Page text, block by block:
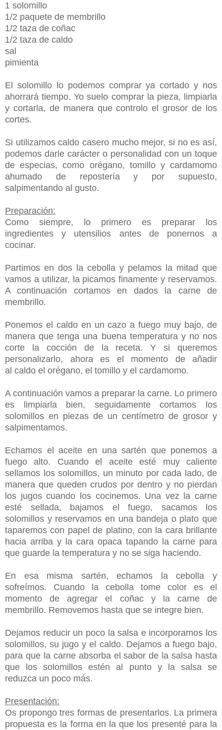
1 solomillo
1/2 paquete de membrillo
1/2 taza de coñac
1/2 taza de caldo
sal
pimienta
El solomillo lo podemos comprar ya cortado y nos
ahorrará tiempo. Yo suelo comprar la pieza, limpiarla
y cortarla, de manera que controlo el grosor de los
cortes.
Si utilizamos caldo casero mucho mejor, si no es así,
podemos darle carácter o personalidad con un toque
de especias, como orégano, tomillo y cardamomo
ahumado de repostería y por supuesto,
salpimentando al gusto.
Preparación:
Como siempre, lo primero es preparar los
ingredientes y utensilios antes de ponernos a
cocinar.
Partimos en dos la cebolla y pelamos la mitad que
vamos a utilizar, la picamos finamente y reservamos.
A continuación cortamos en dados la carne de
membrillo.
Ponemos el caldo en un cazo a fuego muy bajo, de
manera que tenga una buena temperatura y no nos
corte la cocción de la receta. Y si queremos
personalizarlo, ahora es el momento de añadir
al caldo el orégano, el tomillo y el cardamomo.
A continuación vamos a preparar la carne. Lo primero
es limpiarla bien, seguidamente cortamos los
solomillos en piezas de un centímetro de grosor y
salpimentamos.
Echamos el aceite en una sartén que ponemos a
fuego alto. Cuando el aceite esté muy caliente
sellamos los solomillos, un minuto por cada lado, de
manera que queden crudos por dentro y no pierdan
los jugos cuando los cocinemos. Una vez la carne
esté sellada, bajamos el fuego, sacamos los
solomillos yreservamos en una bandeja o plato que
taparemos con papel de platino, con la cara brillante
hacia arriba y la cara opaca tapando la carne para
que guarde la temperatura y no se siga haciendo.
En esa misma sartén, echamos la cebolla y
sofreímos. Cuando la cebolla tome color es el
momento de agregar el coñac y la carne de
membrillo. Removemos hasta que se integre bien.
Dejamos reducir un poco la salsa e incorporamos los
solomillos, su jugo y el caldo. Dejamos a fuego bajo,
para que la carne absorba el sabor de la salsa hasta
que los solomillos estén al punto y la salsa se
reduzca un poco más.
Presentación:
Os propongo tres formas de presentarlos. La primera
propuesta es la forma en la que los presenté para la